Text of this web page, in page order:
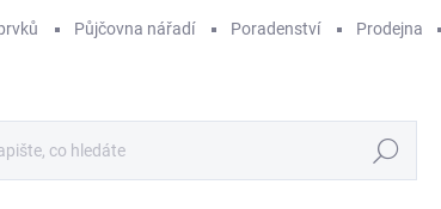
Půjčovna nářadí Poradenství Prodejna
Hledat